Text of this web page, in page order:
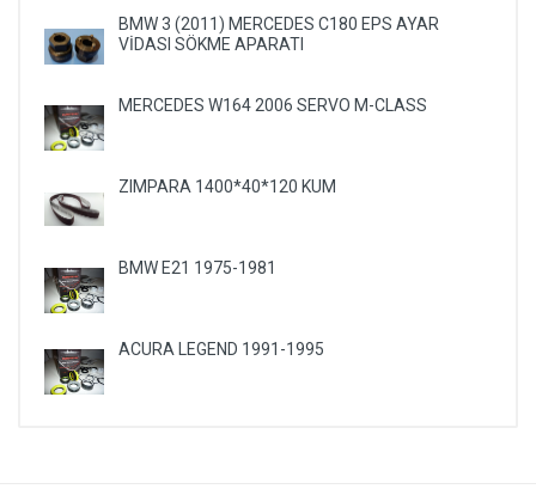
BMW 3 (2011) MERCEDES C180 EPS AYAR
VİDASI SÖKME APARATI
MERCEDES W164 2006 SERVO M-CLASS
ZIMPARA 1400*40*120 KUM
BMW E21 1975-1981
ACURA LEGEND 1991-1995